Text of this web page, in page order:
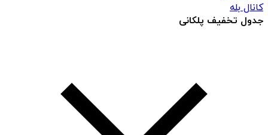
کانال بله
جدول تخفیف پلکانی